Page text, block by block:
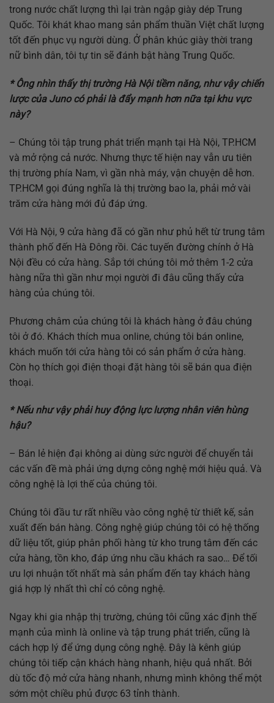
trong nước chất lượng thì lại tràn ngập giày dép Trung
Quốc. Tôi khát khao mang sản phẩm thuần Việt chất lượng
tốt đến phục vụ người dùng. Ở phân khúc giày thời trang
nữ bình dân, tôi tự tin sẽ đánh bật hàng Trung Quốc.
* Ông nhìn thấy thị trường Hà Nội tiềm năng, như vậy chiến
lược của Juno có phải là đẩy mạnh hơn nữa tại khu vực
này?
– Chúng tôi tập trung phát triển mạnh tại Hà Nội, TP.HCM
và mở rộng cả nước. Nhưng thực tế hiện nay vẫn ưu tiên
thị trường phía Nam, vì gần nhà máy, vận chuyện dễ hơn.
TP.HCM gọi đúng nghĩa là thị trường bao la, phải mở vài
trăm cửa hàng mới đủ đáp ứng.
Với Hà Nội, 9 cửa hàng đã có gần như phủ hết từ trung tâm
thành phố đến Hà Đông rồi. Các tuyến đường chính ở Hà
Nội đều có cửa hàng. Sắp tới chúng tôi mở thêm 1-2 cửa
hàng nữa thì gần như mọi người đi đâu cũng thấy cửa
hàng của chúng tôi.
Phương châm của chúng tôi là khách hàng ở đâu chúng
tôi ở đó. Khách thích mua online, chúng tôi bán online,
khách muốn tới cửa hàng tôi có sản phẩm ở cửa hàng.
Còn họ thích gọi điện thoại đặt hàng tôi sẽ bán qua điện
thoại.
* Nếu như vậy phải huy động lực lượng nhân viên hùng
hậu?
– Bán lẻ hiện đại không ai dùng sức người để chuyển tải
các vấn đề mà phải ứng dựng công nghệ mới hiệu quả. Và
công nghệ là lợi thế của chúng tôi.
Chúng tôi đầu tư rất nhiều vào công nghệ từ thiết kế, sản
xuất đến bán hàng. Công nghệ giúp chúng tôi có hệ thống
dữ liệu tốt, giúp phân phối hàng từ kho trung tâm đến các
cửa hàng, tồn kho, đáp ứng nhu cầu khách ra sao… Để tối
ưu lợi nhuận tốt nhất mà sản phẩm đến tay khách hàng
giá hợp lý nhất thì chỉ có công nghệ.
Ngay khi gia nhập thị trường, chúng tôi cũng xác định thế
mạnh của mình là online và tập trung phát triển, cũng là
cách hợp lý để ứng dụng công nghệ. Đây là kênh giúp
chúng tôi tiếp cận khách hàng nhanh, hiệu quả nhất. Bởi
dù tốc độ mở cửa hàng nhanh, nhưng mình không thể một
sớm một chiều phủ được 63 tỉnh thành.